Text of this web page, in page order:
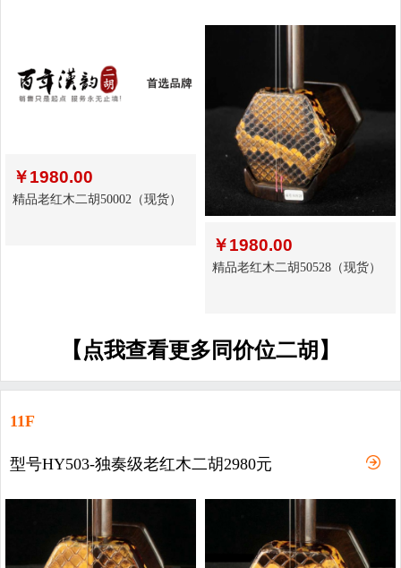
￥1980.00
精品老红木二胡50002（现货）
￥1980.00
精品老红木二胡50528（现货）
【点我查看更多同价位二胡】
11F
型号HY503-独奏级老红木二胡2980元